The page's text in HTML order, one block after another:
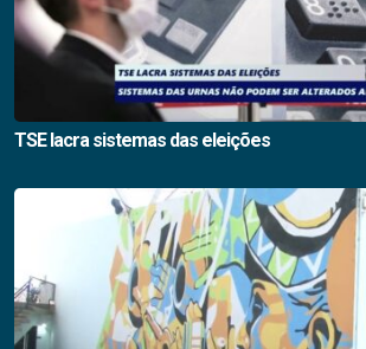
TSE lacra sistemas das eleições